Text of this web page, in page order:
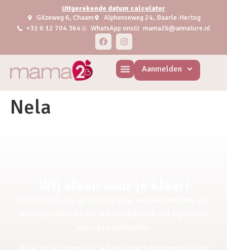
Uitgerekende datum calculator
Gilzeweg 6, Chaam
Alphenseweg 24, Baarle-Hertog
+31 6 12 704 364
WhatsApp ons mama2b@annature.nl
Aanmelden
Nela